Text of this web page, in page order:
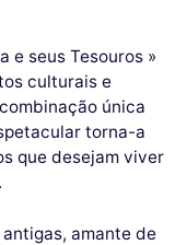
e seus Tesouros »
culturais e
única
torna-a
que desejam viver
amante de